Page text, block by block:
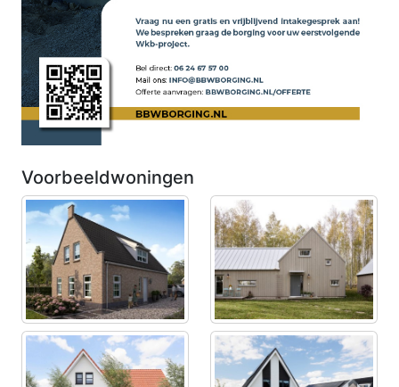
Voorbeeldwoningen